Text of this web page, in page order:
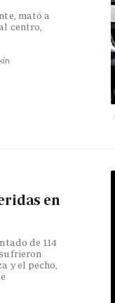
mató a
centro,
en
de 114
y el pecho,